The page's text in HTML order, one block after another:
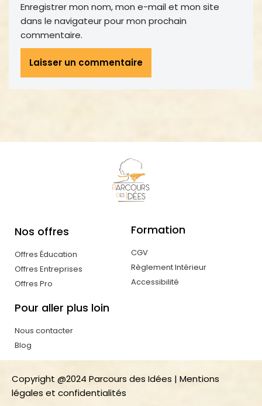
Enregistrer mon nom, mon e-mail et mon site
dans le navigateur pour mon prochain
commentaire.
Nos offres
Offres Éducation
Offres Entreprises
Offres Pro
Formation
CGV
Règlement Intérieur
Accessibilité
Pour aller plus loin
Nous contacter
Blog
Copyright @2024 Parcours des Idées | Mentions
légales et confidentialités